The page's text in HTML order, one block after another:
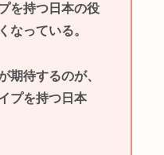
を持つ日本の役
なっている。
期待するのが、
プを持つ日本